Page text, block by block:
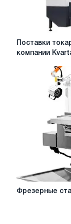
Поставки
оборудования
компании
Поставки
компании
Фрезерные
Фрезерные